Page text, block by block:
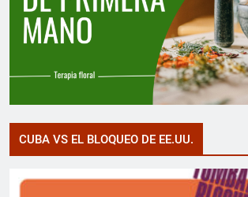
CUBA VS EL BLOQUEO DE EE.UU.